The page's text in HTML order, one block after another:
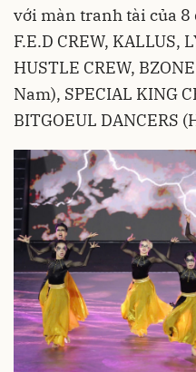
với màn tranh tài của
F.E.D CREW, KALLUS,
HUSTLE CREW,
Nam), SPECIAL KING
BITGOEUL DANCERS